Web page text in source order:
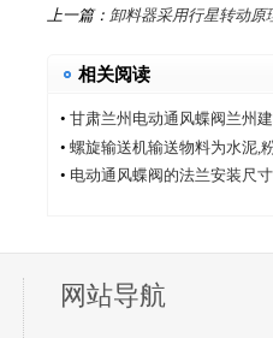
上一篇： 卸料器采用行星转动原
相关阅读
• 甘肃兰州电动通风蝶阀兰州
厂家中能电动通风蝶阀厂
• 螺旋输送机输送物料为水泥,
• 电动通风蝶阀的法兰安装尺寸
网站导航